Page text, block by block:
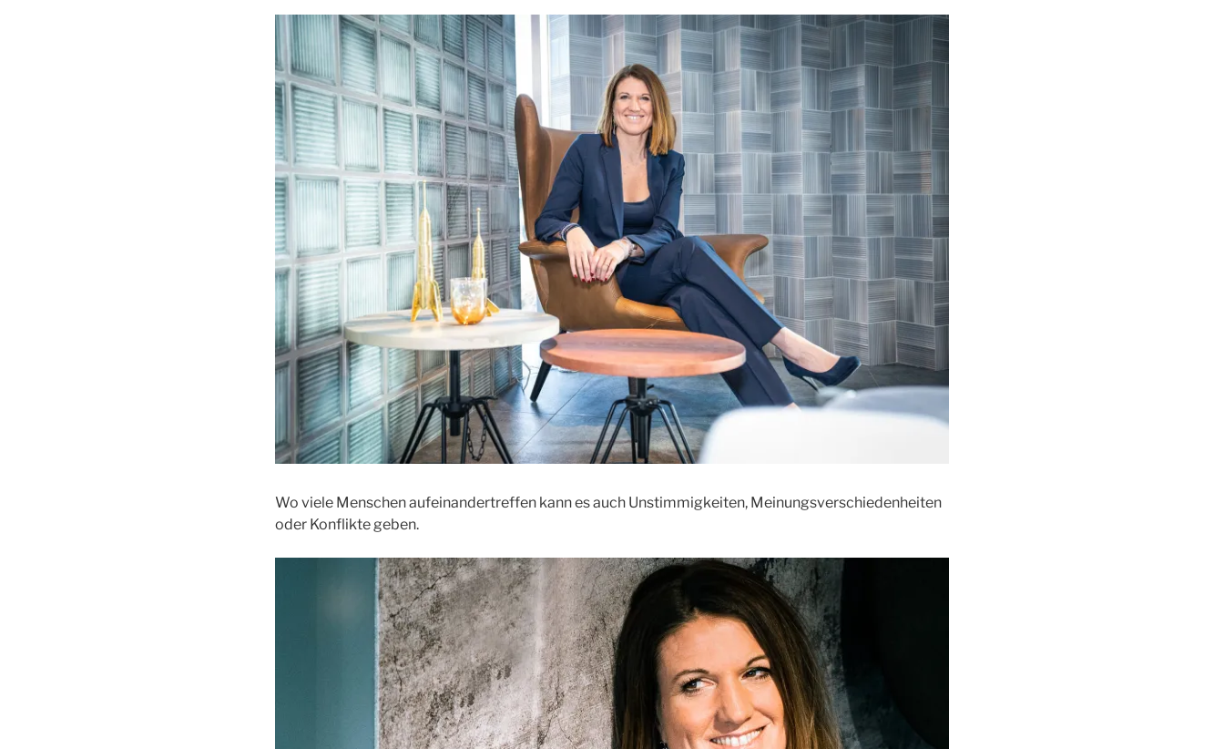
Wo viele Menschen aufeinandertreffen kann es auch Unstimmigkeiten, Meinungsverschiedenheiten
oder Konflikte geben.